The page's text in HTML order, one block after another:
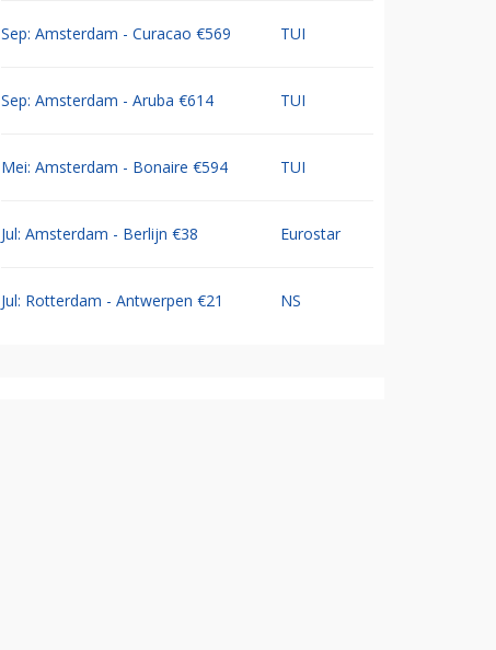
Sep: Amsterdam - Curacao €569 TUI
Sep: Amsterdam - Aruba €614 TUI
Mei: Amsterdam - Bonaire €594 TUI
Jul: Amsterdam - Berlijn €38 Eurostar
Jul: Rotterdam - Antwerpen €21 NS